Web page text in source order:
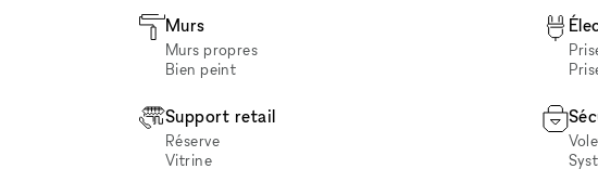
Murs
Murs propres
Bien peint
Support retail
Réserve
Vitrine